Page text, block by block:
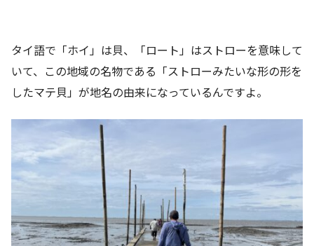
タイ語で「ホイ」は貝、「ロート」はストローを意味して
いて、この地域の名物である「ストローみたいな形の形を
したマテ貝」が地名の由来になっているんですよ。